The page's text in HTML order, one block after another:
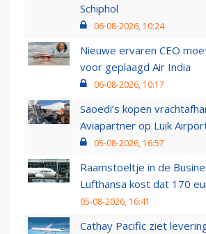
Schiphol
06-08-2026, 10:24
Nieuwe ervaren CEO
voor geplaagd Air India
06-08-2026, 10:17
Saoedi’s kopen
Aviapartner op Luik
05-08-2026, 16:57
Raamstoeltje in de
Lufthansa kost dat 170
05-08-2026, 16:41
Cathay Pacific ziet